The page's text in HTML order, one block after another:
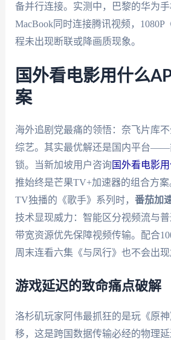
备并行连接。实测中，巴黎的华为
MacBook同时连接腾讯视频，1080P
程未出现断联或降画质现象。
国外看电影用什么
案
海外追剧党最痛的领悟：奈飞片库
综艺。其实最优解还是国内平台——
锁。当新加坡用户咨询 国外看电影
推始终是芒果TV+加速器的组合方
TV独播的《歌手》系列时， 番茄加
技术显现威力：智能区分视频流与
带宽资源优先保障视频传输。配合
周末连看六集《与凤行》也不会出现
游戏延迟的致命痛点破解
洛杉矶玩家阿伟最抓狂的是玩《原
移，这是跨国数据传输必经的物理